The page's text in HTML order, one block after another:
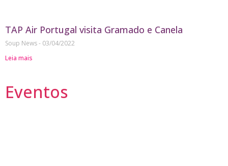
TAP Air Portugal visita Gramado e Canela
Soup News
03/04/2022
Leia mais
Eventos